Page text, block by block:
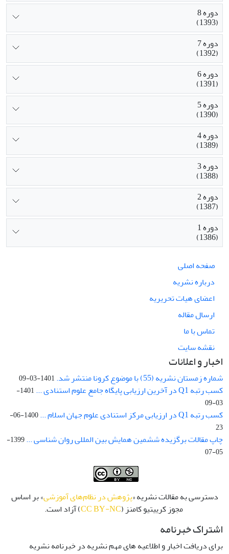
دوره 8
(1393)
دوره 7
(1392)
دوره 6
(1391)
دوره 5
(1390)
دوره 4
(1389)
دوره 3
(1388)
دوره 2
(1387)
دوره 1
(1386)
صفحه اصلی
درباره نشریه
اعضای هیات تحریریه
ارسال مقاله
تماس با ما
نقشه سایت
اخبار و اعلانات
شماره زمستان نشریه (55) با موضوع کرونا منتشر شد. 1401-03-09
کسب رتبه Q1 در آخرین ارزیابی پایگاه جامع علوم استنادی ...
1401-
03-09
کسب رتبه Q1 در ارزیابی مرکز استنادی علوم جهان اسلام ...
1400-06-
23
چاپ مقالات برگزیده ششمین همایش بین المللی روان شناسی ...
1399-
05-07
دسترسی به مقالات نشریه «پژوهش در نظام‌های آموزشی» بر اساس
مجوز کرییتیو کامنز (CC BY-NC) آزاد است.
اشتراک خبرنامه
برای دریافت اخبار و اطلاعیه های مهم نشریه در خبرنامه نشریه